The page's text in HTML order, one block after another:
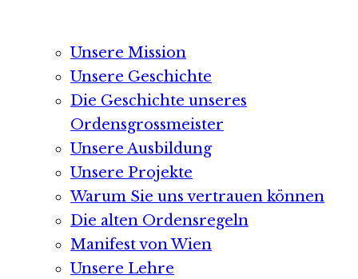
Unsere Mission
Unsere Geschichte
Die Geschichte unseres
Ordensgrossmeister
Unsere Ausbildung
Unsere Projekte
Warum Sie uns vertrauen können
Die alten Ordensregeln
Manifest von Wien
Unsere Lehre